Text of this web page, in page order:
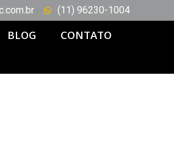
(11) 96230-1004
BLOG CONTATO